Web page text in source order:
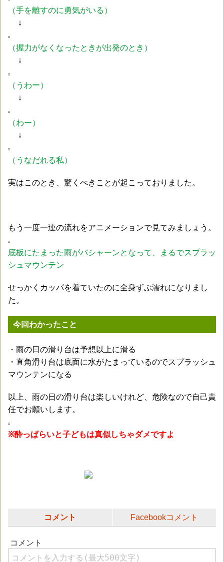
（手を離すのに勇気がいる）
↓
（握力がなくなったときが出発のとき）
↓
（うわー）
↓
（わー）
↓
（うなだれる私）
実はこのとき、驚くべきことが起こっておりました。
もう一度一連の流れをアニメーションで見てみましょう。
底板にたまった雨がバシャーンとなって、まるでスプラッ
シュマウンテン
せっかくカッパを着ていたのに全身ずぶ濡れになりまし
た。
今回わかったこと
・雨の日の滑り台は予想以上に滑る
・直角滑り台は底面に水がたまっているのでスプラッシュ
マウンテンになる
以上、雨の日の滑り台は楽しいけれど、危険なので自己責
任でお願いします。
※酔っぱらいと子どもは真似しちゃダメですよ
コメント Facebookコメント